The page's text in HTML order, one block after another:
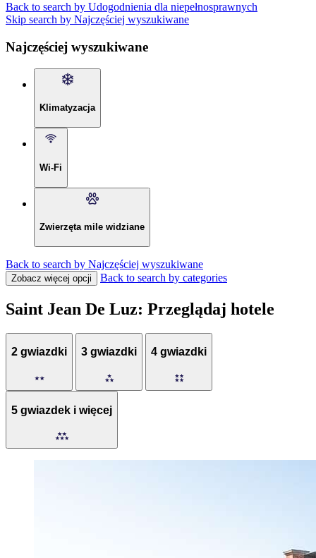
Back to search by Udogodnienia dla niepełnosprawnych
Skip search by Najczęściej wyszukiwane
Najczęściej wyszukiwane
Klimatyzacja
Wi-Fi
Zwierzęta mile widziane
Back to search by Najczęściej wyszukiwane
Zobacz więcej opcji Back to search by categories
Saint Jean De Luz: Przeglądaj hotele
2 gwiazdki 3 gwiazdki 4 gwiazdki
5 gwiazdek i więcej